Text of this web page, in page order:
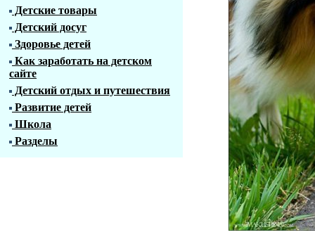
Детские товары
Детский досуг
Здоровье детей
Как заработать на детском
сайте
Детский отдых и путешествия
Развитие детей
Школа
Разделы